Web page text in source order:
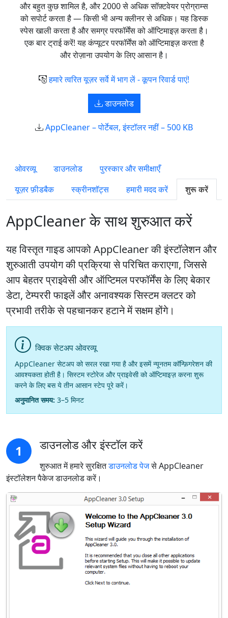
और बहुत कुछ शामिल है, और 2000 से अधिक सॉफ़्टवेयर प्रोग्राम्स
को सपोर्ट करता है — किसी भी अन्य क्लीनर से अधिक। यह डिस्क
स्पेस खाली करता है और समग्र परफॉर्मेंस को ऑप्टिमाइज़ करता है।
एक बार ट्राई करें! यह कंप्यूटर परफॉर्मेंस को ऑप्टिमाइज़ करता है
और रोज़ाना उपयोग के लिए आसान है।
हमारे त्वरित यूज़र सर्वे में भाग लें - कूपन रिवार्ड पाएं!
डाउनलोड
AppCleaner – पोर्टेबल, इंस्टॉलर नहीं – 500 KB
ओवरव्यू डाउनलोड
पुरस्कार और समीक्षाएँ
यूज़र फ़ीडबैक
स्क्रीनशॉट्स हमारी मदद करें शुरू करें
AppCleaner के साथ शुरुआत करें
यह विस्तृत गाइड आपको AppCleaner की इंस्टॉलेशन और
शुरुआती उपयोग की प्रक्रिया से परिचित कराएगा, जिससे
आप बेहतर प्राइवेसी और ऑप्टिमल परफॉर्मेंस के लिए बेकार
डेटा, टेम्पररी फाइलें और अनावश्यक सिस्टम क्लटर को
प्रभावी तरीके से पहचानकर हटाने में सक्षम होंगे।
क्विक सेटअप ओवरव्यू
AppCleaner सेटअप को सरल रखा गया है और इसमें न्यूनतम कॉन्फ़िगरेशन की
आवश्यकता होती है। सिस्टम स्टोरेज और प्राइवेसी को ऑप्टिमाइज़ करना शुरू
करने के लिए बस ये तीन आसान स्टेप पूरे करें।
अनुमानित समय: 3–5 मिनट
1 डाउनलोड और इंस्टॉल करें
शुरुआत में हमारे सुरक्षितडाउनलोड पेजसे AppCleaner
इंस्टॉलेशन पैकेज डाउनलोड करें।